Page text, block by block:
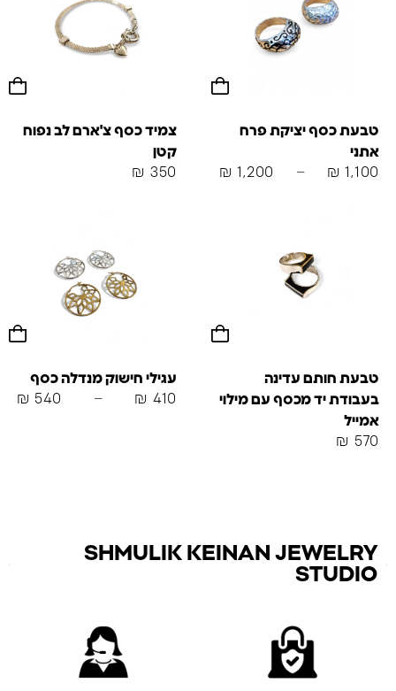
טבעת כסף יציקת פרח
אתני
₪ 1,100
–
₪ 1,200
צמיד כסף צ'ארם לב נפוח
קטן
₪ 350
טבעת חותם עדינה
בעבודת יד מכסף עם מילוי
אמייל
₪ 570
עגילי חישוק מנדלה כסף
₪ 410
–
₪ 540
SHMULIK KEINAN JEWELRY
STUDIO